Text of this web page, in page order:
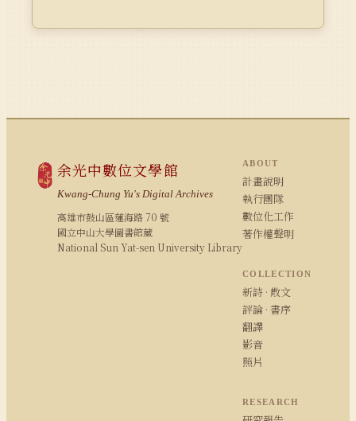
余光中數位文學館
Kwang-Chung Yu's Digital Archives
高雄市鼓山區蓮海路 70 號
國立中山大學圖書館藏
National Sun Yat-sen University Library
ABOUT
計畫說明
執行團隊
數位化工作
著作權聲明
COLLECTION
新詩 · 散文
評論 · 書序
翻譯
影音
照片
RESEARCH